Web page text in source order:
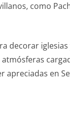
como
decorar
en